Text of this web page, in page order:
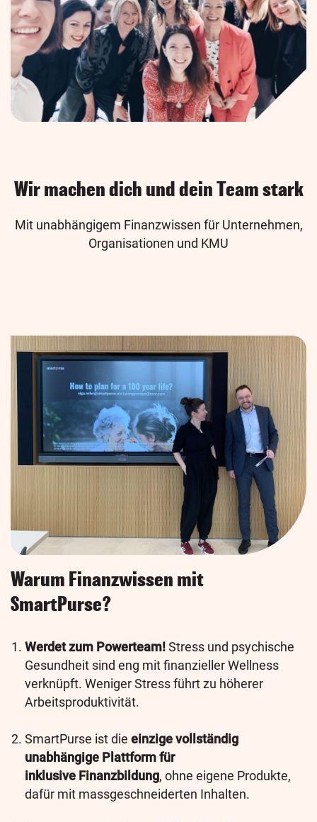
Wir machen dich und dein Team stark
Mit unabhängigem Finanzwissen für Unternehmen,
Organisationen und KMU
Warum Finanzwissen mit
SmartPurse?
Werdet zum Powerteam!Stress und psychische
Gesundheit sind eng mit finanzieller Wellness
verknüpft. Weniger Stress führt zu höherer
Arbeitsproduktivität.
SmartPurse istdie einzige vollständig
unabhängige Plattform für
inklusive Finanzbildung, ohne eigene Produkte,
dafür mit massgeschneiderten Inhalten.